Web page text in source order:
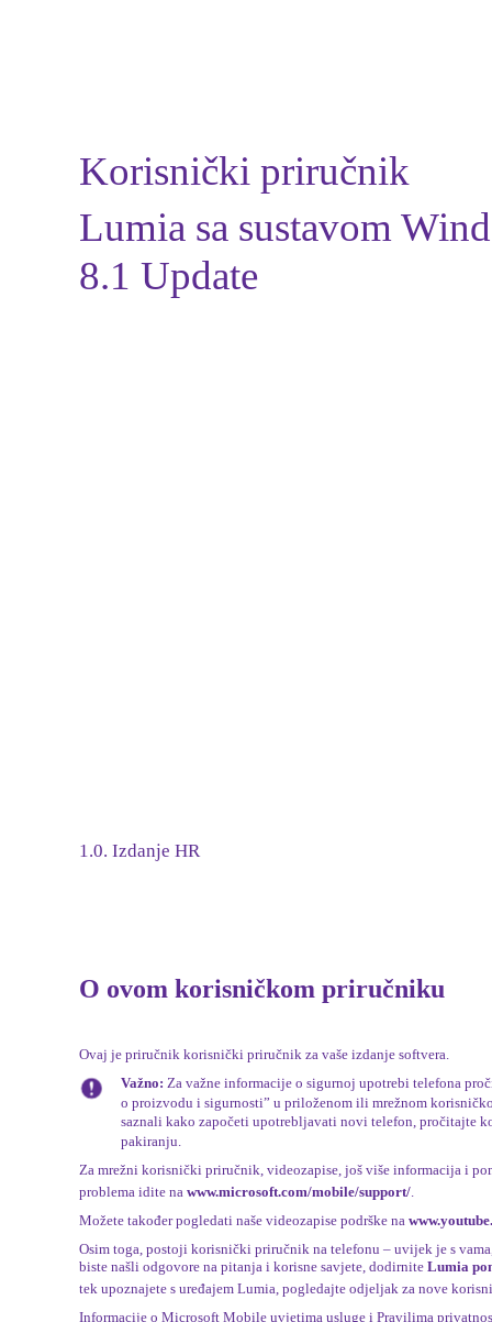
Korisnički priručnik
Lumia sa sustavom
8.1 Update
1.0. Izdanje HR
O ovom korisničkom priručniku
Ovaj je priručnik korisnički priručnik za vaše izdanje softvera.
Važno: Za važne informacije o sigurnoj upotrebi telefona
o proizvodu i sigurnosti” u priloženom ili mrežnom
saznali kako započeti upotrebljavati novi telefon, pročitajte
pakiranju.
Za mrežni korisnički priručnik, videozapise, još više informacija i
problema idite na www.microsoft.com/mobile/support/.
Možete također pogledati naše videozapise podrške na
Osim toga, postoji korisnički priručnik na telefonu – uvijek je s
biste našli odgovore na pitanja i korisne savjete, dodirnite Lumia
tek upoznajete s uređajem Lumia, pogledajte odjeljak za nove
Informacije o Microsoft Mobile uvjetima usluge i Pravilima